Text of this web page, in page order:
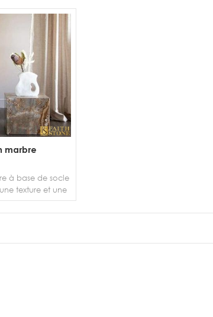
marbre
à base de socle
texture et une
manqueront pas
une variété de